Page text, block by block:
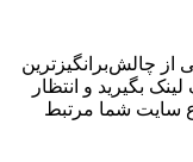
از چالش‌برانگیزترین
بگیرید و انتظار
سایت شما مرتبط